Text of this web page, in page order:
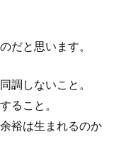
だと思います。
調しないこと。
ること。
裕は生まれるのか